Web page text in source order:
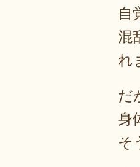
自
混
れ
だ
身
そ